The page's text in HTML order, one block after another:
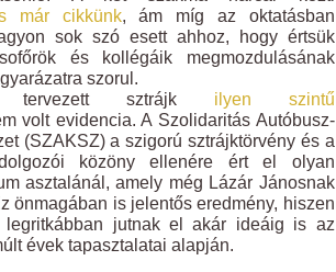
már cikkünk, ám míg az oktatásban
sok szó esett ahhoz, hogy értsük
és kollégáik megmozdulásának
szorul.
tervezett sztrájk ilyen szintű
volt evidencia. A Szolidaritás Autóbusz-
(SZAKSZ) a szigorú sztrájktörvény és a
közöny ellenére ért el olyan
asztalánál, amely még Lázár Jánosnak
önmagában is jelentős eredmény, hiszen
legritkábban jutnak el akár ideáig is az
évek tapasztalatai alapján.